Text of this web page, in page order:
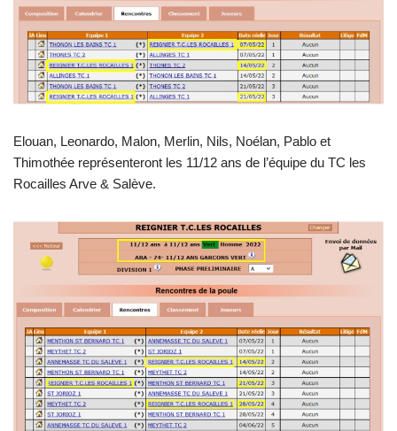
Elouan, Leonardo, Malon, Merlin, Nils, Noélan, Pablo et
Thimothée représenteront les 11/12 ans de l’équipe du TC les
Rocailles Arve & Salève.